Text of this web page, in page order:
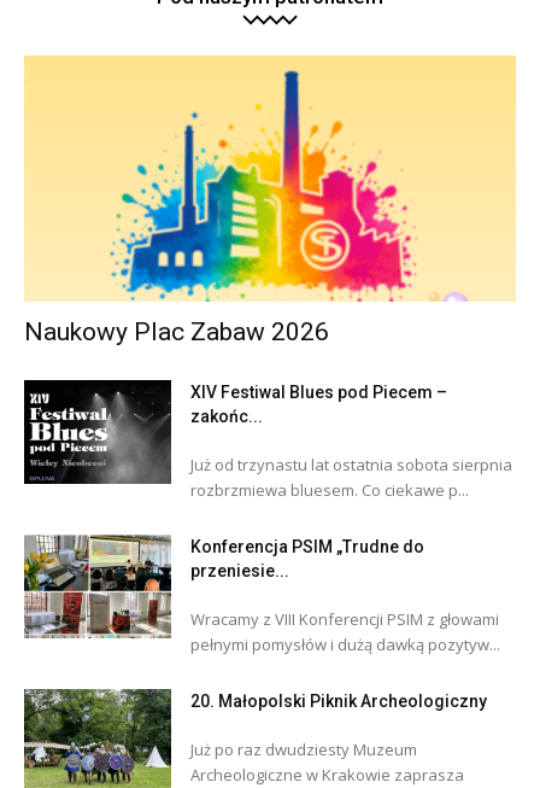
Naukowy Plac Zabaw 2026
XIV Festiwal Blues pod Piecem –
zakońc...
Już od trzynastu lat ostatnia sobota sierpnia
rozbrzmiewa bluesem. Co ciekawe p...
Konferencja PSIM „Trudne do
przeniesie...
Wracamy z VIII Konferencji PSIM z głowami
pełnymi pomysłów i dużą dawką pozytyw...
20. Małopolski Piknik Archeologiczny
Już po raz dwudziesty Muzeum
Archeologiczne w Krakowie zaprasza